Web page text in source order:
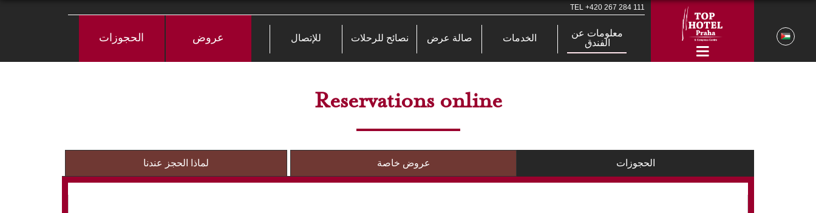
TEL +420 267 284 111
معلومات عن
الفندق
الخدمات صالة عرض نصائح للرحلات للإتصال عروض الحجوزات
Reservations online
الحجوزات عروض خاصة لماذا الحجز عندنا